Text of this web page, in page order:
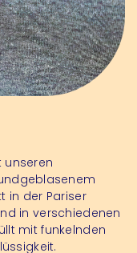
unseren
in der Pariser
in verschiedenen
mit funkelnden